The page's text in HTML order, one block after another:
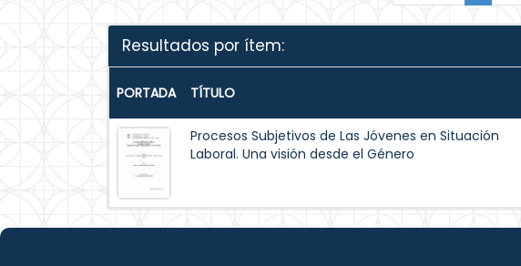
Resultados por ítem:
PORTADA TÍTULO
Procesos Subjetivos de Las Jóvenes en Situación
Laboral. Una visión desde el Género